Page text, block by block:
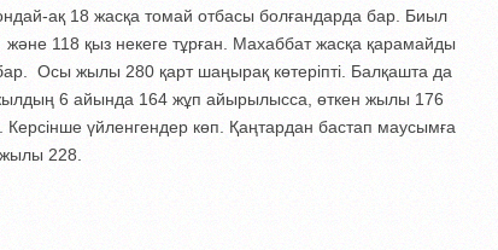
ақ 18 жасқа томай отбасы болғандарда бар. Биыл
және 118 қыз некеге тұрған. Махаббат жасқа қарамайды
Осы жылы 280 қарт шаңырақ көтеріпті. Балқашта да
6 айында 164 жұп айырылысса, өткен жылы 176
үйленгендер көп. Қаңтардан бастап маусымға
жылы 228.